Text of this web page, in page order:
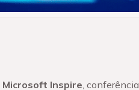
Microsoft Inspire, conferência